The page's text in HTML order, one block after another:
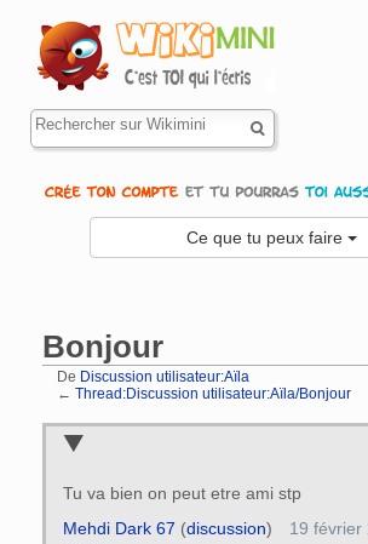
Ce que tu peux faire
Bonjour
De Discussion utilisateur:Aïla
← Thread:Discussion utilisateur:Aïla/Bonjour
Tu va bien on peut etre ami stp
Mehdi Dark 67 (discussion)
19 février